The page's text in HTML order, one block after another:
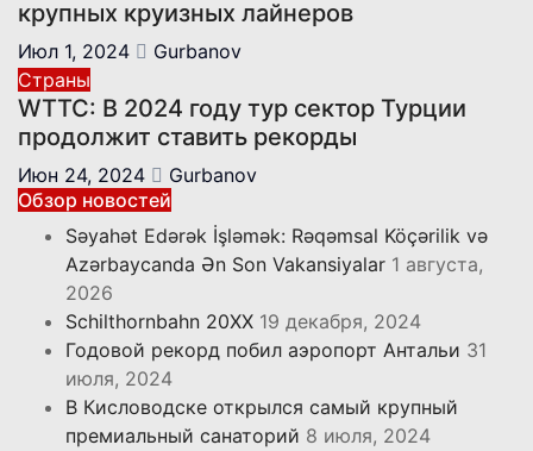
крупных круизных лайнеров
Июл 1, 2024
Gurbanov
Страны
WTTC: В 2024 году тур сектор Турции
продолжит ставить рекорды
Июн 24, 2024
Gurbanov
Обзор новостей
Səyahət Edərək İşləmək: Rəqəmsal Köçərilik və
Azərbaycanda Ən Son Vakansiyalar 1 августа,
2026
Schilthornbahn 20XX 19 декабря, 2024
Годовой рекорд побил аэропорт Антальи 31
июля, 2024
В Кисловодске открылся самый крупный
премиальный санаторий 8 июля, 2024